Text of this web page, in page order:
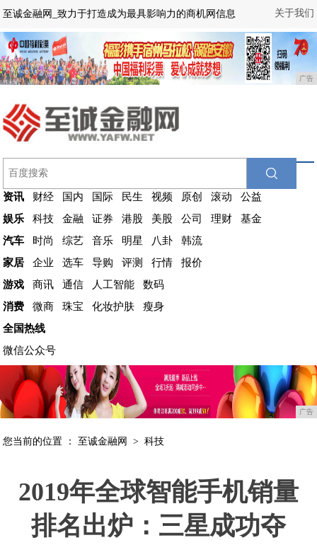
关于我们
至诚金融网_致力于打造成为最具影响力的商机网信息
广告
资讯 财经 国内 国际 民生 视频 原创 滚动
公益
娱乐
科技 金融 证券 港股 美股 公司 理财
基金
汽车
时尚 综艺 音乐 明星 八卦
韩流
家居
企业 选车 导购 评测 行情
报价
游戏
商讯 通信 人工智能
数码
消费
微商 珠宝 化妆护肤
瘦身
全国热线
微信公众号
广告
您当前的位置 ： 至诚金融网 >科技
2019年全球智能手机销量
排名出炉：三星成功夺